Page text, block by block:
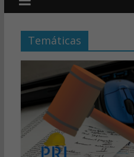
Temáticas